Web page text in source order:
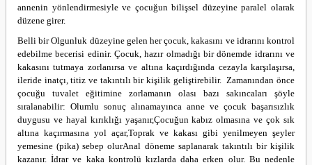
annenin yönlendirmesiyle ve çocuğun bilişsel düzeyine paralel olarak
düzene girer.
Belli bir Olgunluk düzeyine gelen her çocuk, kakasını ve idrarını kontrol
edebilme becerisi edinir. Çocuk, hazır olmadığı bir dönemde idrarını ve
kakasını tutmaya zorlanırsa ve altına kaçırdığında cezayla karşılaşırsa,
ileride inatçı, titiz ve takıntılı bir kişilik geliştirebilir. Zamanından önce
çocuğu tuvalet eğitimine zorlamanın olası bazı sakıncaları şöyle
sıralanabilir: Olumlu sonuç alınamayınca anne ve çocuk başarısızlık
duygusu ve hayal kırıklığı yaşanır,Çocuğun kabız olmasına ve çok sık
altına kaçırmasına yol açar,Toprak ve kakası gibi yenilmeyen şeyler
yemesine (pika) sebep olurAnal döneme saplanarak takıntılı bir kişilik
kazanır.İdrar ve kaka kontrolü kızlarda daha erken olur. Bu nedenle